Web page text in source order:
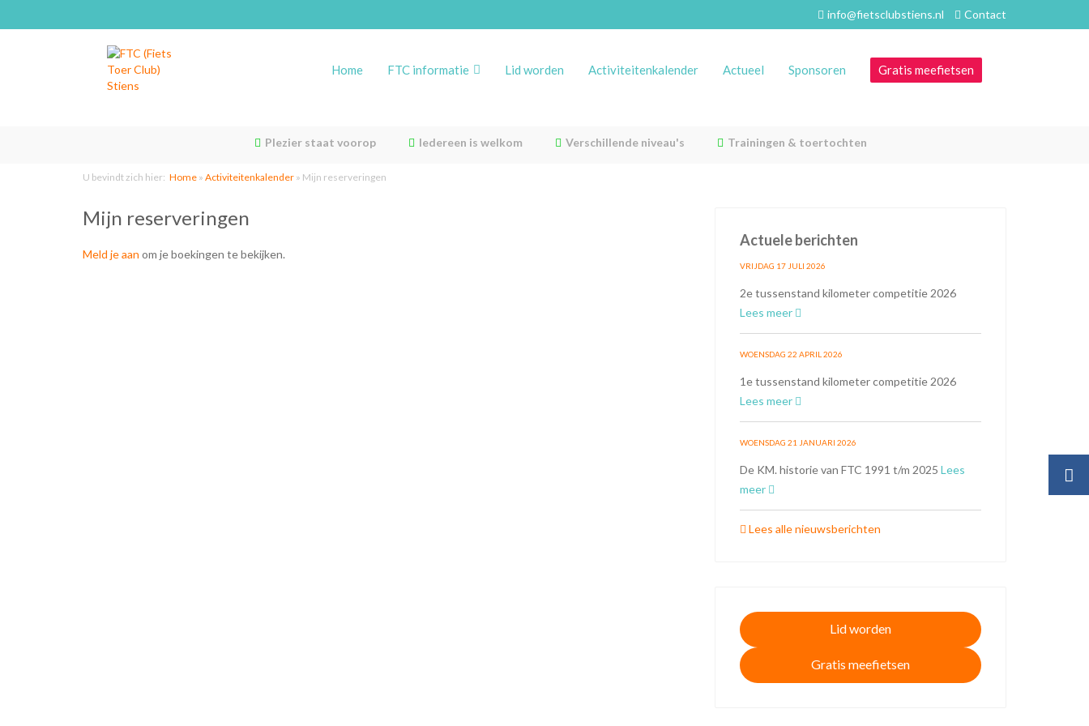
info@fietsclubstiens.nl Contact
Home FTC informatie Lid worden Activiteitenkalender Actueel Sponsoren Gratis meefietsen
Plezier staat voorop Iedereen is welkom Verschillende niveau's Trainingen & toertochten
U bevindt zich hier: Home » Activiteitenkalender » Mijn reserveringen
Mijn reserveringen
Meld je aan om je boekingen te bekijken.
Actuele berichten
VRIJDAG 17 JULI 2026
2e tussenstand kilometer competitie 2026
Lees meer
WOENSDAG 22 APRIL 2026
1e tussenstand kilometer competitie 2026
Lees meer
WOENSDAG 21 JANUARI 2026
De KM. historie van FTC 1991 t/m 2025 Lees
meer
Lees alle nieuwsberichten
Lid worden
Gratis meefietsen